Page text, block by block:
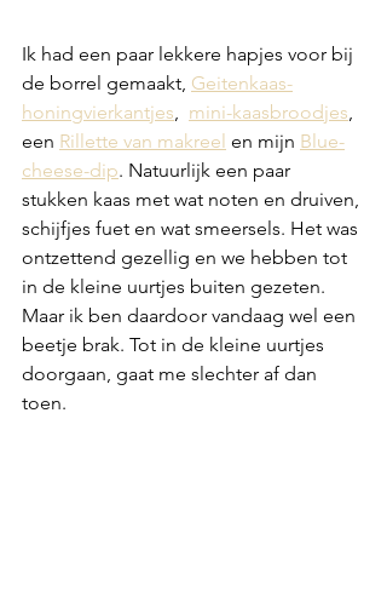
Ik had een paar lekkere hapjes voor bij
de borrel gemaakt, Geitenkaas-
honingvierkantjes, mini-kaasbroodjes,
een Rillette van makreel en mijn Blue-
cheese-dip. Natuurlijk een paar
stukken kaas met wat noten en druiven,
schijfjes fuet en wat smeersels. Het was
ontzettend gezellig en we hebben tot
in de kleine uurtjes buiten gezeten.
Maar ik ben daardoor vandaag wel een
beetje brak. Tot in de kleine uurtjes
doorgaan, gaat me slechter af dan
toen.